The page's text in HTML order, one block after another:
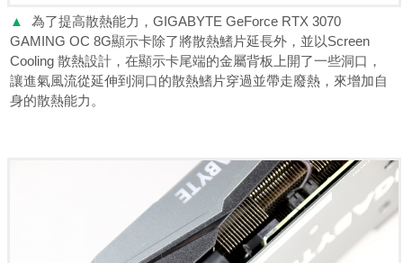
▲
為了提高散熱能力，GIGABYTE GeForce RTX 3070
GAMING OC 8G顯示卡除了將散熱鰭片延長外，並以Screen
Cooling 散熱設計，在顯示卡尾端的金屬背板上開了一些洞口，
讓進氣風流從延伸到洞口的散熱鰭片穿過並帶走廢熱，來增加自
身的散熱能力。